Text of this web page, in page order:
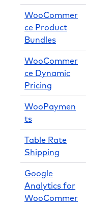
WooCommer
ce Product
Bundles
WooCommer
ce Dynamic
Pricing
WooPaymen
ts
Table Rate
Shipping
Google
Analytics for
WooCommer